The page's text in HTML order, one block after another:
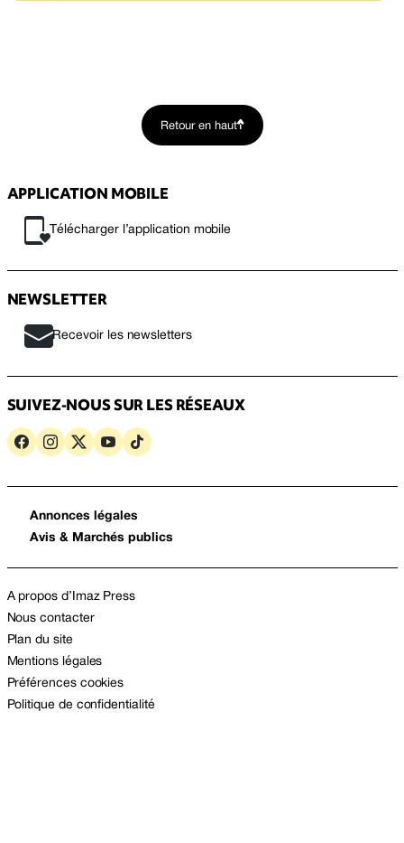
Retour en haut
APPLICATION MOBILE
Télécharger l’application mobile
NEWSLETTER
Recevoir les newsletters
SUIVEZ-NOUS SUR LES RÉSEAUX
Annonces légales
Avis & Marchés publics
A propos d’Imaz Press
Nous contacter
Plan du site
Mentions légales
Préférences cookies
Politique de confidentialité